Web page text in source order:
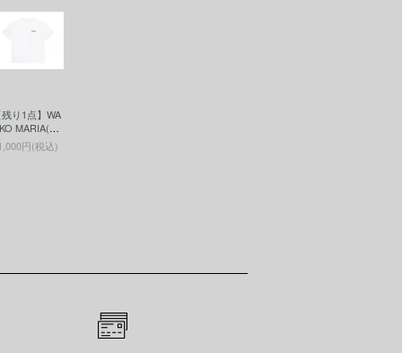
り1点】WA
MARIA(ワ
リア)WASH
HEAVY WEI
円(税込)